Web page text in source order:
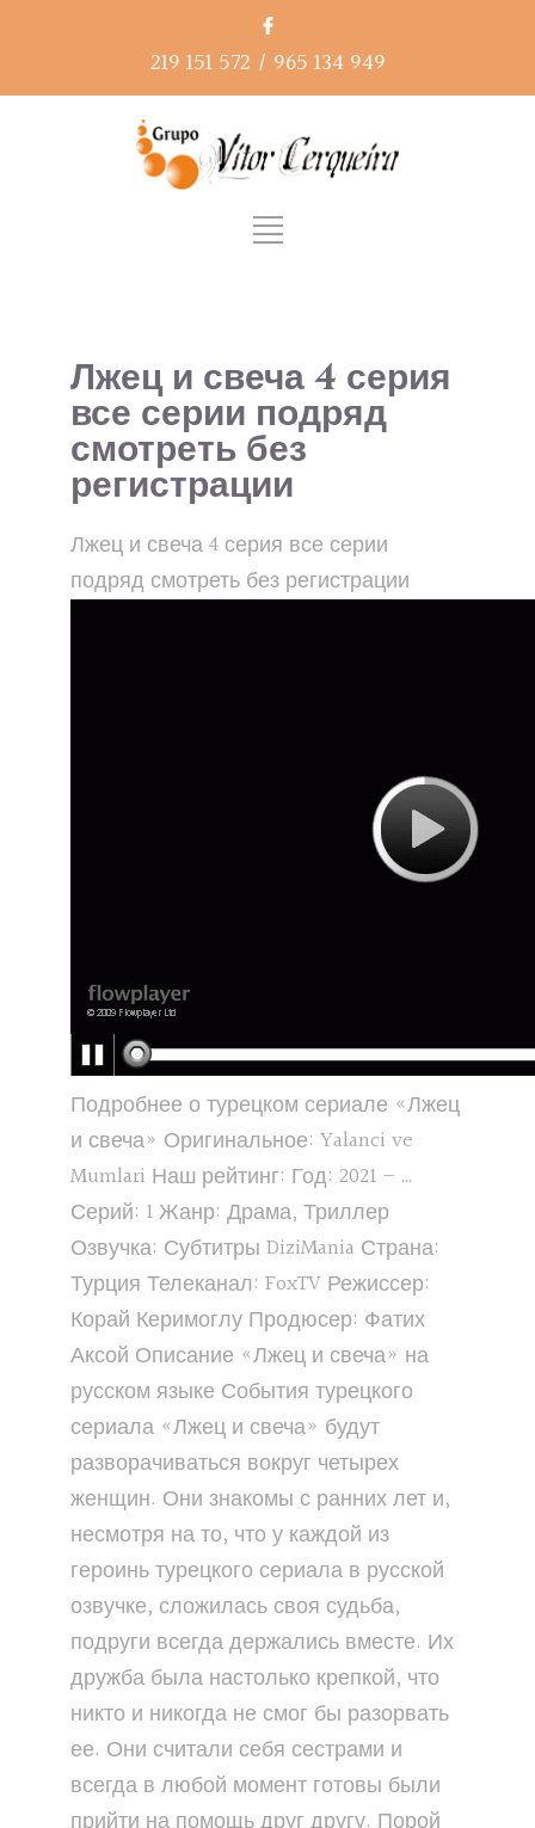
219 151 572 / 965 134 949
Лжец и свеча 4 серия
все серии подряд
смотреть без
регистрации
Лжец и свеча 4 серия все серии
подряд смотреть без регистрации
Подробнее о турецком сериале «Лжец
и свеча» Оригинальное: Yalanci ve
Mumlari Наш рейтинг: Год: 2021 – …
Серий: 1 Жанр: Драма, Триллер
Озвучка: Субтитры DiziMania Страна:
Турция Телеканал: FoxTV Режиссер:
Корай Керимоглу Продюсер: Фатих
Аксой Описание «Лжец и свеча» на
русском языке События турецкого
сериала «Лжец и свеча» будут
разворачиваться вокруг четырех
женщин. Они знакомы с ранних лет и,
несмотря на то, что у каждой из
героинь турецкого сериала в русской
озвучке, сложилась своя судьба,
подруги всегда держались вместе. Их
дружба была настолько крепкой, что
никто и никогда не смог бы разорвать
ее. Они считали себя сестрами и
всегда в любой момент готовы были